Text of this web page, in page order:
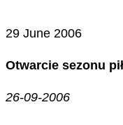
29 June 2006
Otwarcie sezonu
26-09-2006